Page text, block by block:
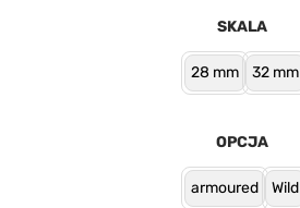
SKALA
28 mm 32 mm
OPCJA
armoured Wild